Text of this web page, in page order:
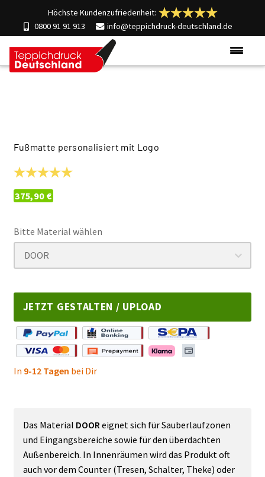
Höchste Kundenzufriedenheit:
0800 91 91 913
info@teppichdruck-deutschland.de
Das Material DOOR eignet sich für Sauberlaufzonen
und Eingangsbereiche sowie für den überdachten
Außenbereich. In Innenräumen wird das Produkt oft
auch vor dem Counter (Tresen, Schalter, Theke) oder
Fußmatte personalisiert mit Logo
375,90 €
In 9-12 Tagen bei Dir
JETZT GESTALTEN / UPLOAD